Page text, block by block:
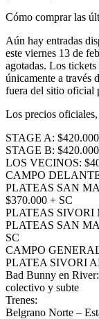
Cómo comprar las
Aún hay entradas
este viernes 13 de
agotadas. Los
únicamente a través
fuera del sitio oficial
Los precios
STAGE A:
STAGE B:
LOS VECINOS:
CAMPO
PLATEAS SAN
$370.000 + SC
PLATEAS SIVORI
PLATEAS SAN
SC
CAMPO
PLATEA SIVORI
Bad Bunny en
colectivo y subte
Trenes:
Belgrano Norte –